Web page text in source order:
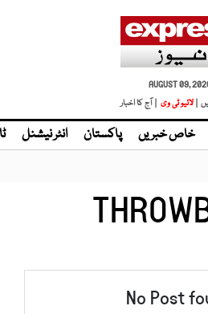
AUGUST 09,
| لائیو ٹی وی | آج کا اخبار
خاص خبریں پاکستان انٹر نیشنل
No Post